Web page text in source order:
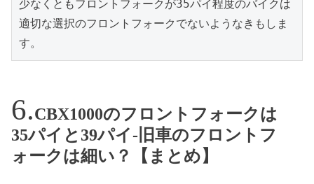
少なくともフロントフォークが35パイ程度のバイクは
適切な選択のフロントフォークでないようなきもしま
す。
CBX1000のフロントフォークは
35パイと39パイ-旧車のフロントフ
ォークは細い？【まとめ】